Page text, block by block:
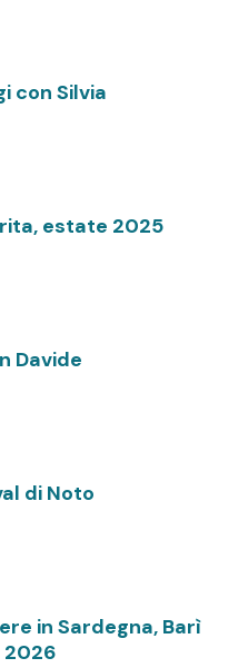
con Silvia
estate 2025
Davide
di Noto
in Sardegna, Barì
2026